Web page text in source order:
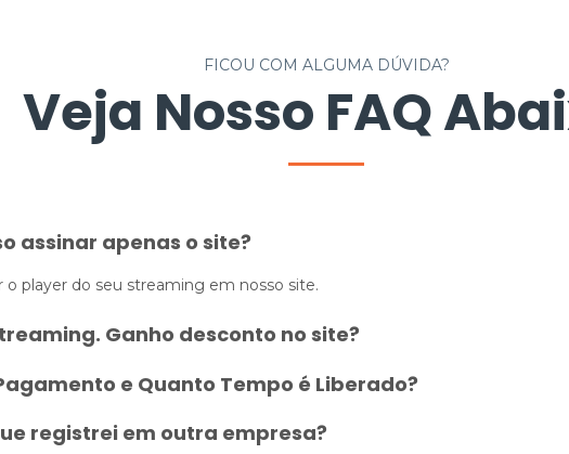
FICOU COM ALGUMA DÚVIDA?
Veja Nosso FAQ
assinar apenas o site?
o player do seu streaming em nosso site.
Ganho desconto no site?
e Quanto Tempo é Liberado?
registrei em outra empresa?